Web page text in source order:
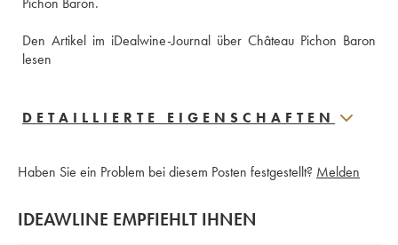
Den Artikel im iDealwine-Journal über Château Pichon Baron
lesen
DETAILLIERTE EIGENSCHAFTEN
Haben Sie ein Problem bei diesem Posten festgestellt? Melden
IDEAWLINE EMPFIEHLT IHNEN